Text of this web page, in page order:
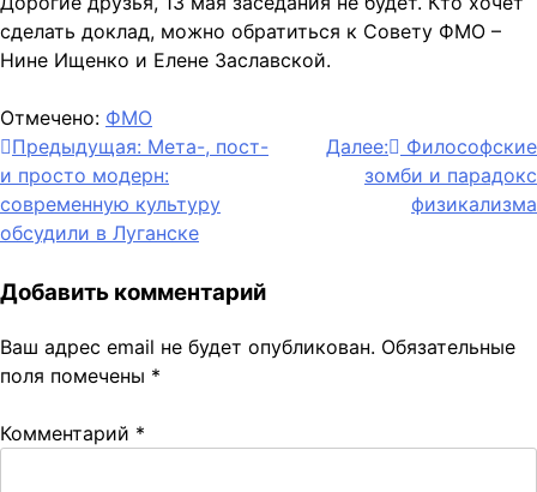
сделать доклад, можно обратиться к Совету ФМО –
Нине Ищенко и Елене Заславской.
Отмечено: ФМО
Навигация
по
записям
Предыдущая: Мета-, пост-
и просто модерн:
современную культуру
обсудили в Луганске
Далее:
Философские
зомби и парадокс
физикализма
Добавить комментарий
Ваш адрес email не будет опубликован. Обязательные
поля помечены *
Комментарий *